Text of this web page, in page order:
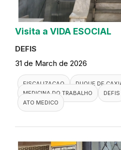
Visita a VIDA ESOCIAL
DEFIS
31 de March de 2026
FISCALIZACAO
DUQUE DE
MEDICINA DO TRABALHO
DEFIS
ATO MEDICO